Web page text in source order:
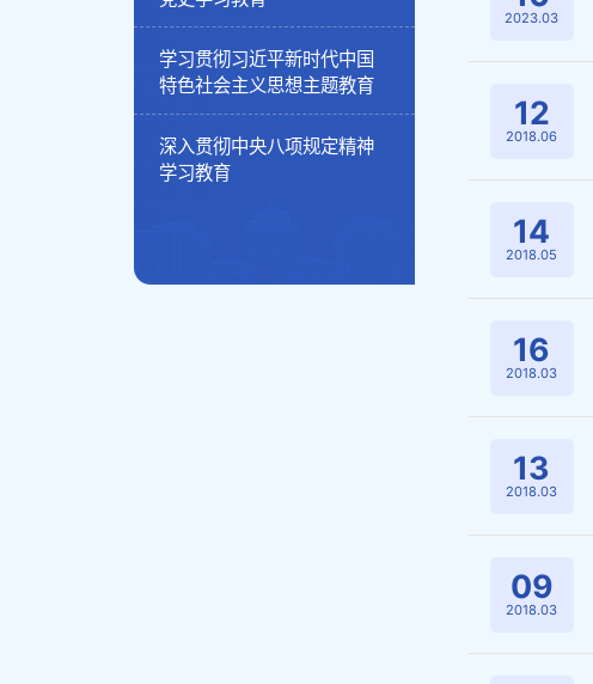
学习贯彻习近平新时代中国
特色社会主义思想主题教育
深入贯彻中央八项规定精神
学习教育
2023.03
12
2018.06
14
2018.05
16
2018.03
13
2018.03
09
2018.03